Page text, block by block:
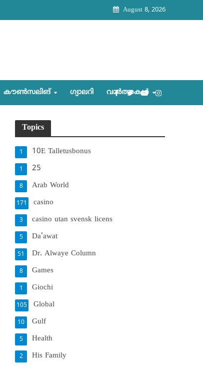
August 8, 2026
കൗണ്‍സലിങ്‌ ഗ്യാലറി വാര്‍ത്തകള്‍
Topics
10E Talletusbonus
1
25
1
Arab World
8
casino
171
casino utan svensk licens
3
Da'awat
5
Dr. Alwaye Column
51
Games
8
Giochi
1
Global
105
Gulf
10
Health
5
His Family
2